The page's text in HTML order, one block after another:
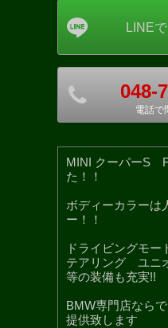
048-
電話で
MINI クーパーS
た！！
ボディーカラーは
ー！！
ドライビングモ
テアリング ユニ
等の装備も充実!!
BMW専門店なら
提供致します